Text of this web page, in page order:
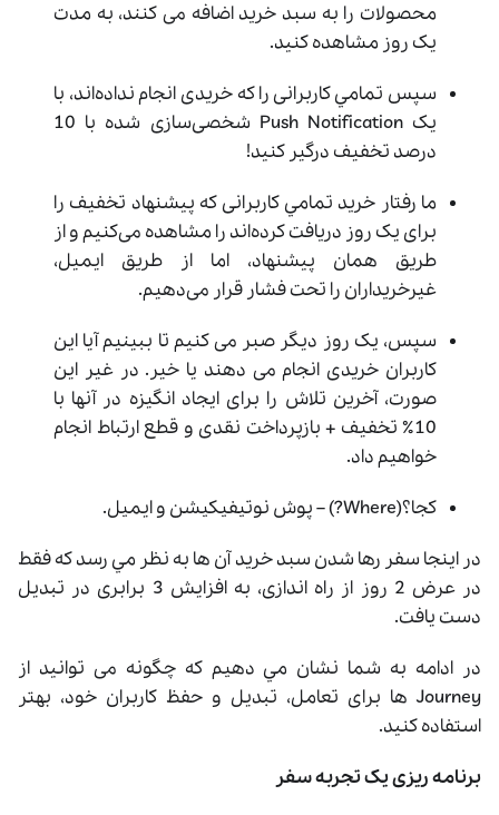
محصولات را به سبد خرید اضافه می کنند، به مدت
یک روز مشاهده کنید.
سپس تمامي کاربرانی را که خریدی انجام نداده‌اند، با
یک Push Notification شخصی‌سازی شده با 10
درصد تخفیف درگیر کنید!
ما رفتار خرید تمامي کاربرانی که پیشنهاد تخفیف را
برای یک روز دریافت کرده‌اند را مشاهده می‌کنیم و از
طریق همان پیشنهاد، اما از طریق ایمیل،
غیرخریداران را تحت فشار قرار می‌دهیم.
سپس، یک روز دیگر صبر می کنیم تا ببینیم آیا این
کاربران خریدی انجام می دهند یا خیر. در غیر این
صورت، آخرین تلاش را برای ایجاد انگیزه در آنها با
10٪ تخفیف + بازپرداخت نقدی و قطع ارتباط انجام
خواهیم داد.
کجا؟(Where?) – پوش نوتيفيکيشن و ايميل.
در اينجا سفر رها شدن سبد خرید آن ها به نظر مي رسد که فقط
در عرض 2 روز از راه اندازی، به افزایش 3 برابری در تبدیل
دست یافت.
در ادامه به شما نشان مي دهيم که چگونه می توانید از
Journey ها برای تعامل، تبدیل و حفظ کاربران خود، بهتر
استفاده کنید.
برنامه ریزی یک تجربه سفر